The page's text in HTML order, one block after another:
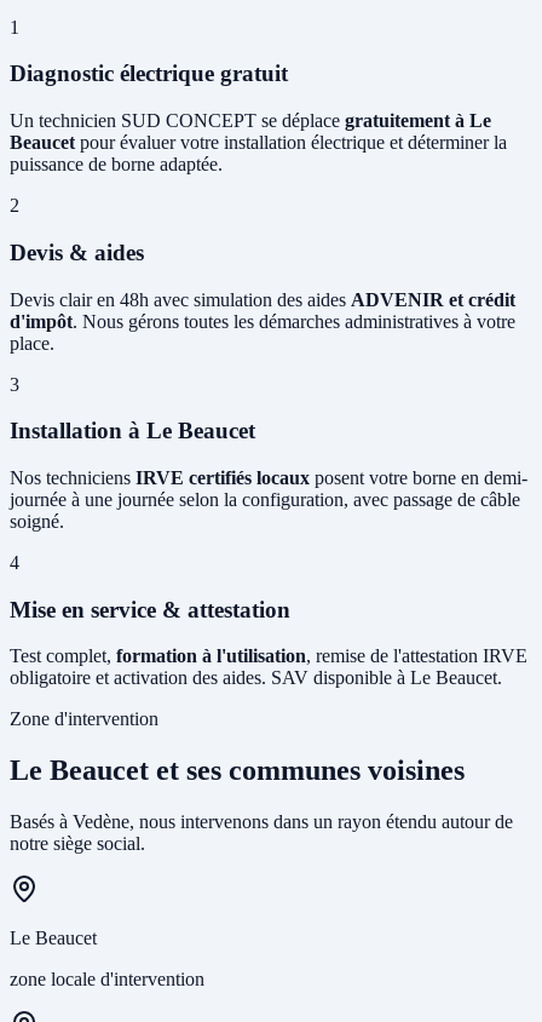
1
Diagnostic électrique gratuit
Un technicien SUD CONCEPT se déplace gratuitement à Le
Beaucet pour évaluer votre installation électrique et déterminer la
puissance de borne adaptée.
2
Devis & aides
Devis clair en 48h avec simulation des aides ADVENIR et crédit
d'impôt. Nous gérons toutes les démarches administratives à votre
place.
3
Installation à Le Beaucet
Nos techniciens IRVE certifiés locaux posent votre borne en demi-
journée à une journée selon la configuration, avec passage de câble
soigné.
4
Mise en service & attestation
Test complet, formation à l'utilisation, remise de l'attestation IRVE
obligatoire et activation des aides. SAV disponible à Le Beaucet.
Zone d'intervention
Le Beaucet et ses communes voisines
Basés à Vedène, nous intervenons dans un rayon étendu autour de
notre siège social.
Le Beaucet
zone locale d'intervention